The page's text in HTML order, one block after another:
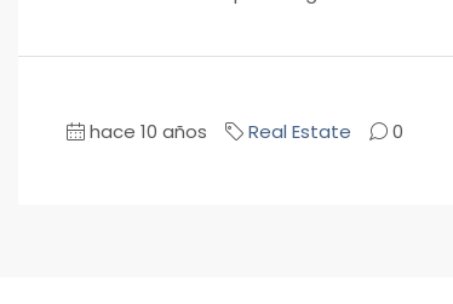
hace 10 años Real Estate 0